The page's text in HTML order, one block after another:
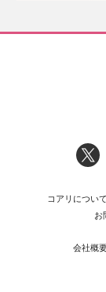
コアリについて
お
会社概